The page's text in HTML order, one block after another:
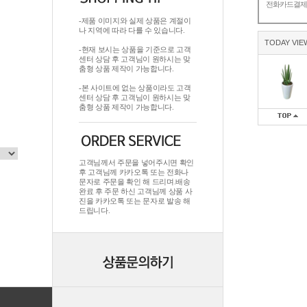
전화카드결제
TODAY
-제품 이미지와 실제 상품은 계절이
나 지역에 따라 다를 수 있습니다.
-현재 보시는 상품을 기준으로 고객
센터 상담 후 고객님이 원하시는 맞
춤형 상품 제작이 가능합니다.
-본 사이트에 없는 상품이라도 고객
센터 상담 후 고객님이 원하시는 맞
춤형 상품 제작이 가능합니다.
고객님께서 주문을 넣어주시면 확인
후 고객님께 카카오톡 또는 전화나
문자로 주문을 확인 해 드리며.배송
완료 후 주문 하신 고객님께 상품 사
진을 카카오톡 또는 문자로 발송 해
드립니다.